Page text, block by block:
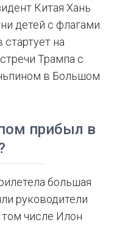
Китая Хань
детей с флагами.
на
Трампа с
в Большом
прибыл в
большая
руководители
том числе Илон